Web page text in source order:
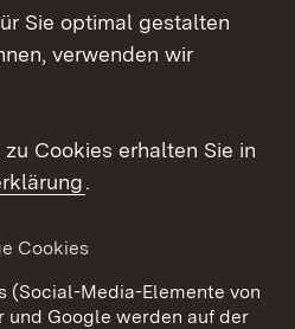
Datenschutz
Cookies
Sie optimal gestalten
verwenden wir
Cookies erhalten Sie in
.
Cookies
(Social-Media-Elemente von
und Google werden auf der